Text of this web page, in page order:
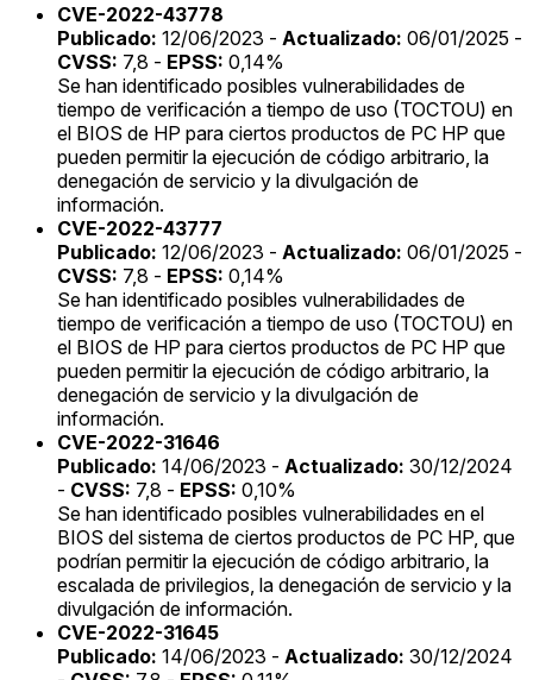
CVE-2022-43778
Publicado: 12/06/2023 - Actualizado: 06/01/2025 -
CVSS: 7,8 - EPSS: 0,14%
Se han identificado posibles vulnerabilidades de
tiempo de verificación a tiempo de uso (TOCTOU) en
el BIOS de HP para ciertos productos de PC HP que
pueden permitir la ejecución de código arbitrario, la
denegación de servicio y la divulgación de
información.
CVE-2022-43777
Publicado: 12/06/2023 - Actualizado: 06/01/2025 -
CVSS: 7,8 - EPSS: 0,14%
Se han identificado posibles vulnerabilidades de
tiempo de verificación a tiempo de uso (TOCTOU) en
el BIOS de HP para ciertos productos de PC HP que
pueden permitir la ejecución de código arbitrario, la
denegación de servicio y la divulgación de
información.
CVE-2022-31646
Publicado: 14/06/2023 - Actualizado: 30/12/2024
- CVSS: 7,8 - EPSS: 0,10%
Se han identificado posibles vulnerabilidades en el
BIOS del sistema de ciertos productos de PC HP, que
podrían permitir la ejecución de código arbitrario, la
escalada de privilegios, la denegación de servicio y la
divulgación de información.
CVE-2022-31645
Publicado: 14/06/2023 - Actualizado: 30/12/2024